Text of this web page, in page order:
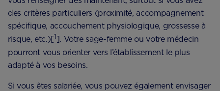
des critères particuliers (proximité, accompagnement
spécifique, accouchement physiologique, grossesse à
risque, etc.)[1]. Votre sage-femme ou votre médecin
pourront vous orienter vers l’établissement le plus
adapté à vos besoins.
Si vous êtes salariée, vous pouvez également envisager